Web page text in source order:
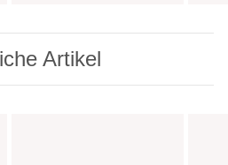
Artikel